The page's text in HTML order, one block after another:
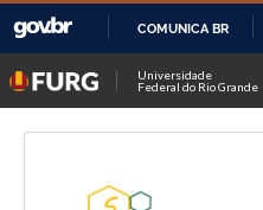
COMUNICA BR
Universidade
Federal do Rio Grande